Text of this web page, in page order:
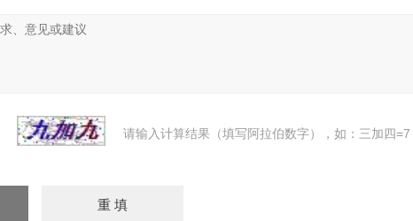
请输入计算结果（填写阿拉伯数字），如：三加四=7